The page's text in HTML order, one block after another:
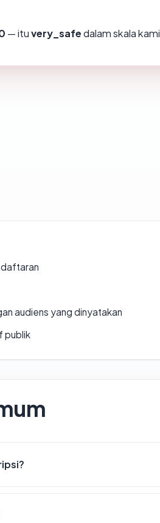
— ituvery_safedalam skala
audiens yang dinyatakan
publik